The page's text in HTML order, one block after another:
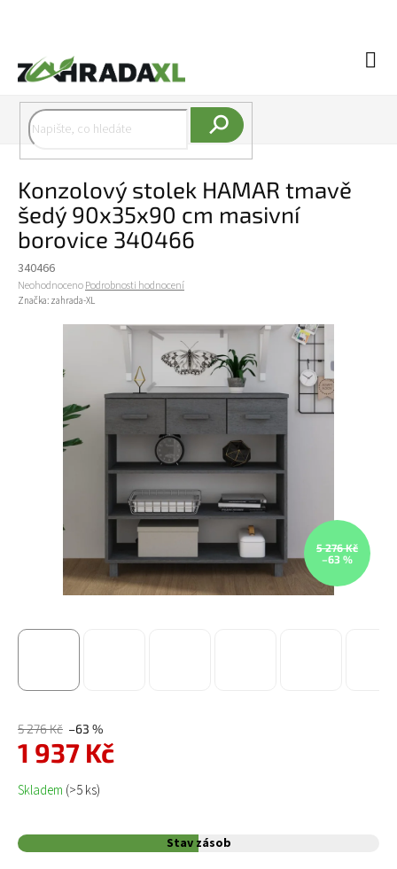
Konzolový stolek HAMAR tmavě
šedý 90x35x90 cm masivní
borovice 340466
340466
Průměrné hodnocení produktu je 0,0 z 5 hvězdiček.
NeohodnocenoPodrobnosti hodnocení
Značka: zahrada-XL
5 276 Kč
–63 %
5 276 Kč –63 %
1 937 Kč
Měrná cena:
Skladem (>5 ks)
Stav zásob